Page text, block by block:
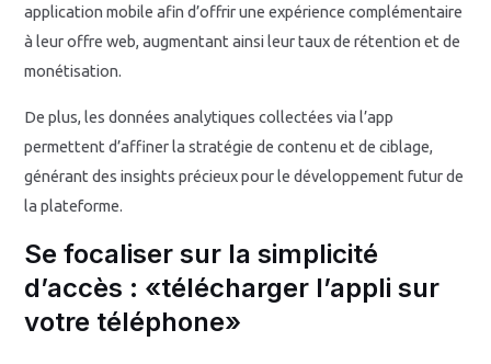
application mobile afin d’offrir une expérience complémentaire
à leur offre web, augmentant ainsi leur taux de rétention et de
monétisation.
De plus, les données analytiques collectées via l’app
permettent d’affiner la stratégie de contenu et de ciblage,
générant des insights précieux pour le développement futur de
la plateforme.
Se focaliser sur la simplicité
d’accès : «télécharger l’appli sur
votre téléphone»